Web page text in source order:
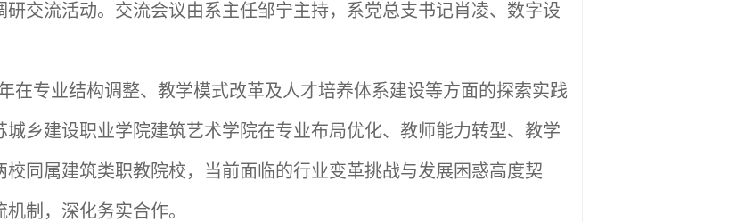
交流活动。交流会议由系主任邹宁主持，系党总支书记肖凌、数字设
在专业结构调整、教学模式改革及人才培养体系建设等方面的探索实践
乡建设职业学院建筑艺术学院在专业布局优化、教师能力转型、教学
同属建筑类职教院校，当前面临的行业变革挑战与发展困惑高度契
制，深化务实合作。